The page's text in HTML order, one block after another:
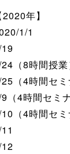
2020年】
1/1
（8時間授業
（4時間セミ
（4時間セミナ
（4時間セミ